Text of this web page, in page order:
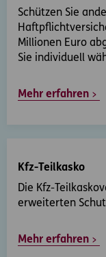
Schützen Sie
Millionen Euro
Sie individuell
Mehr erfahren
Kfz-Teilkasko
Die Kfz-
erweiterten
Mehr erfahren